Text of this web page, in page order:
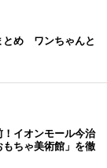
とめ ワンちゃんと
！イオンモール今治
ちゃ美術館」を徹